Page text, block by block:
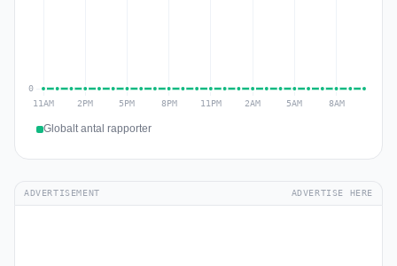
Globalt antal rapporter
ADVERTISEMENT ADVERTISE HERE